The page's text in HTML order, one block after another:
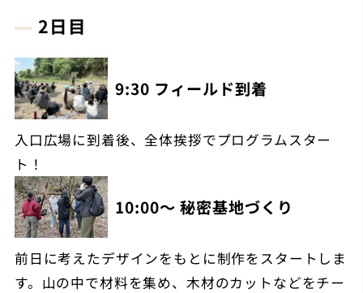
2日目
9:30 フィールド到着
入口広場に到着後、全体挨拶でプログラムスター
ト！
10:00～ 秘密基地づくり
前日に考えたデザインをもとに制作をスタートしま
す。山の中で材料を集め、木材のカットなどをチー